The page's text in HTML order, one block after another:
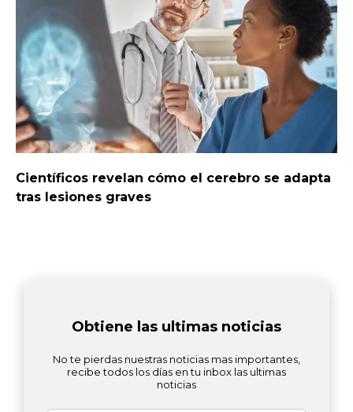
Científicos revelan cómo el cerebro se adapta
tras lesiones graves
Obtiene las ultimas noticias
No te pierdas nuestras noticias mas importantes,
recibe todos los días en tu inbox las ultimas
noticias